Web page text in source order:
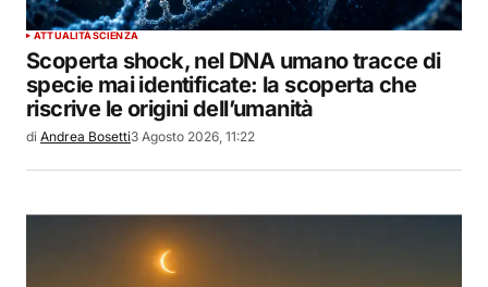
ATTUALITÀSCIENZA
Scoperta shock, nel DNA umano tracce di
specie mai identificate: la scoperta che
riscrive le origini dell’umanità
di Andrea Bosetti3 Agosto 2026, 11:22